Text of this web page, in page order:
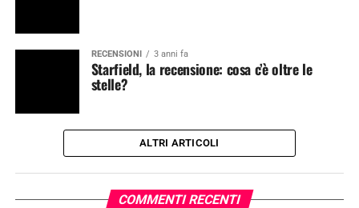
RECENSIONI 3 anni fa
Starfield, la recensione: cosa c’è oltre le
stelle?
ALTRI ARTICOLI
COMMENTI RECENTI